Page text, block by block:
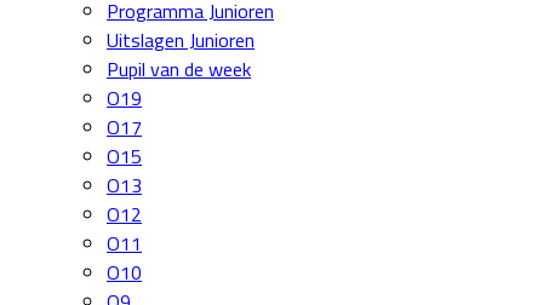
Programma Junioren
Uitslagen Junioren
Pupil van de week
O19
O17
O15
O13
O12
O11
O10